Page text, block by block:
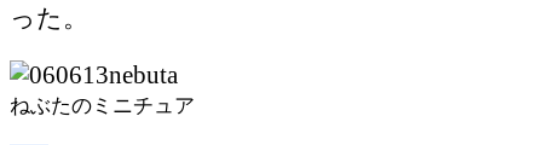
った。
ねぶたのミニチュア